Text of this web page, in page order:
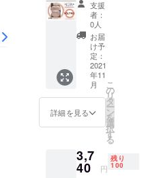
ボトル
ライト
ローズ
× 1個 ※
税込、
送料込
支援
者：
0人
お届
け予
定：
2021
年11
月
詳細を見る
こ
の
リ
タ
ー
ン
を
選
択
す
る
3,7
40 円
残り
100